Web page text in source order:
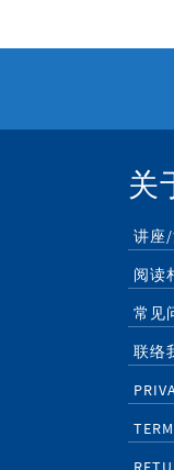
关
讲座
阅读
常见
联络